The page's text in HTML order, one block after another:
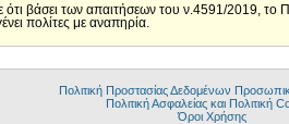
βάσει των απαιτήσεων του ν.4591/2019,
πολίτες με αναπηρία.
Πολιτική Προστασίας Δεδομένων
Πολιτική Ασφαλείας και Πολιτική
Όροι Χρήσης